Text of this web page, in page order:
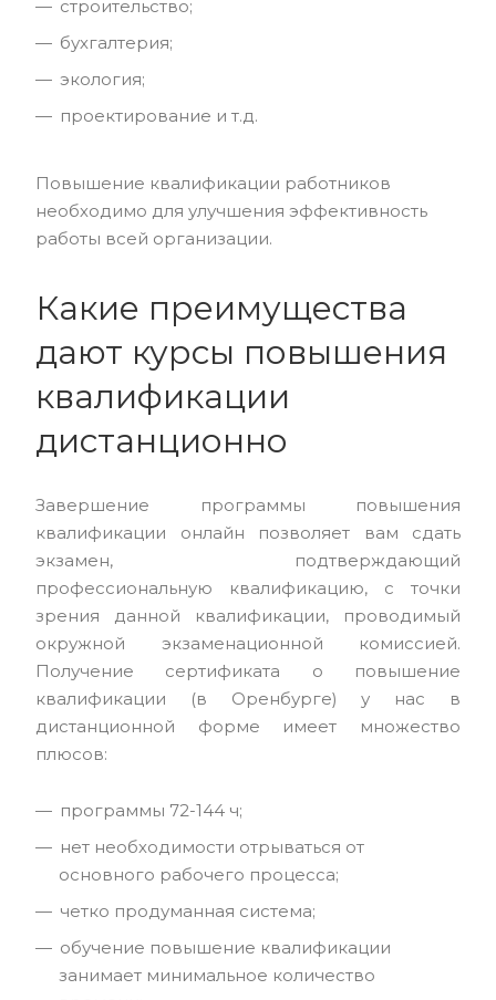
строительство;
бухгалтерия;
экология;
проектирование и т.д.
Повышение квалификации работников
необходимо для улучшения эффективность
работы всей организации.
Какие преимущества
дают курсы повышения
квалификации
дистанционно
Завершение программы повышения
квалификации онлайн позволяет вам сдать
экзамен, подтверждающий
профессиональную квалификацию, с точки
зрения данной квалификации, проводимый
окружной экзаменационной комиссией.
Получение сертификата о повышение
квалификации (в Оренбурге) у нас в
дистанционной форме имеет множество
плюсов:
программы 72-144 ч;
нет необходимости отрываться от
основного рабочего процесса;
четко продуманная система;
обучение повышение квалификации
занимает минимальное количество